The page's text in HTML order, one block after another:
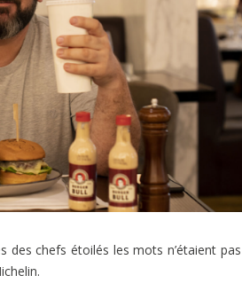
des chefs étoilés les mots n’étaient